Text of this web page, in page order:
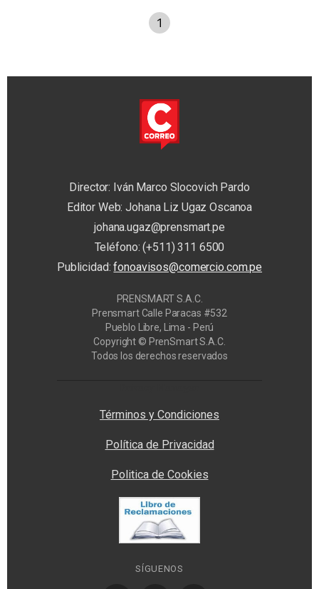
1
Director: Iván Marco Slocovich Pardo
Editor Web: Johana Liz Ugaz Oscanoa
johana.ugaz@prensmart.pe
Teléfono: (+511) 311 6500
Publicidad:fonoavisos@comercio.com.pe
PRENSMART S.A.C.
Prensmart Calle Paracas #532
Pueblo Libre, Lima - Perú
Copyright © PrenSmart S.A.C.
Todos los derechos reservados
Términos y Condiciones
Política de Privacidad
Politica de Cookies
SÍGUENOS